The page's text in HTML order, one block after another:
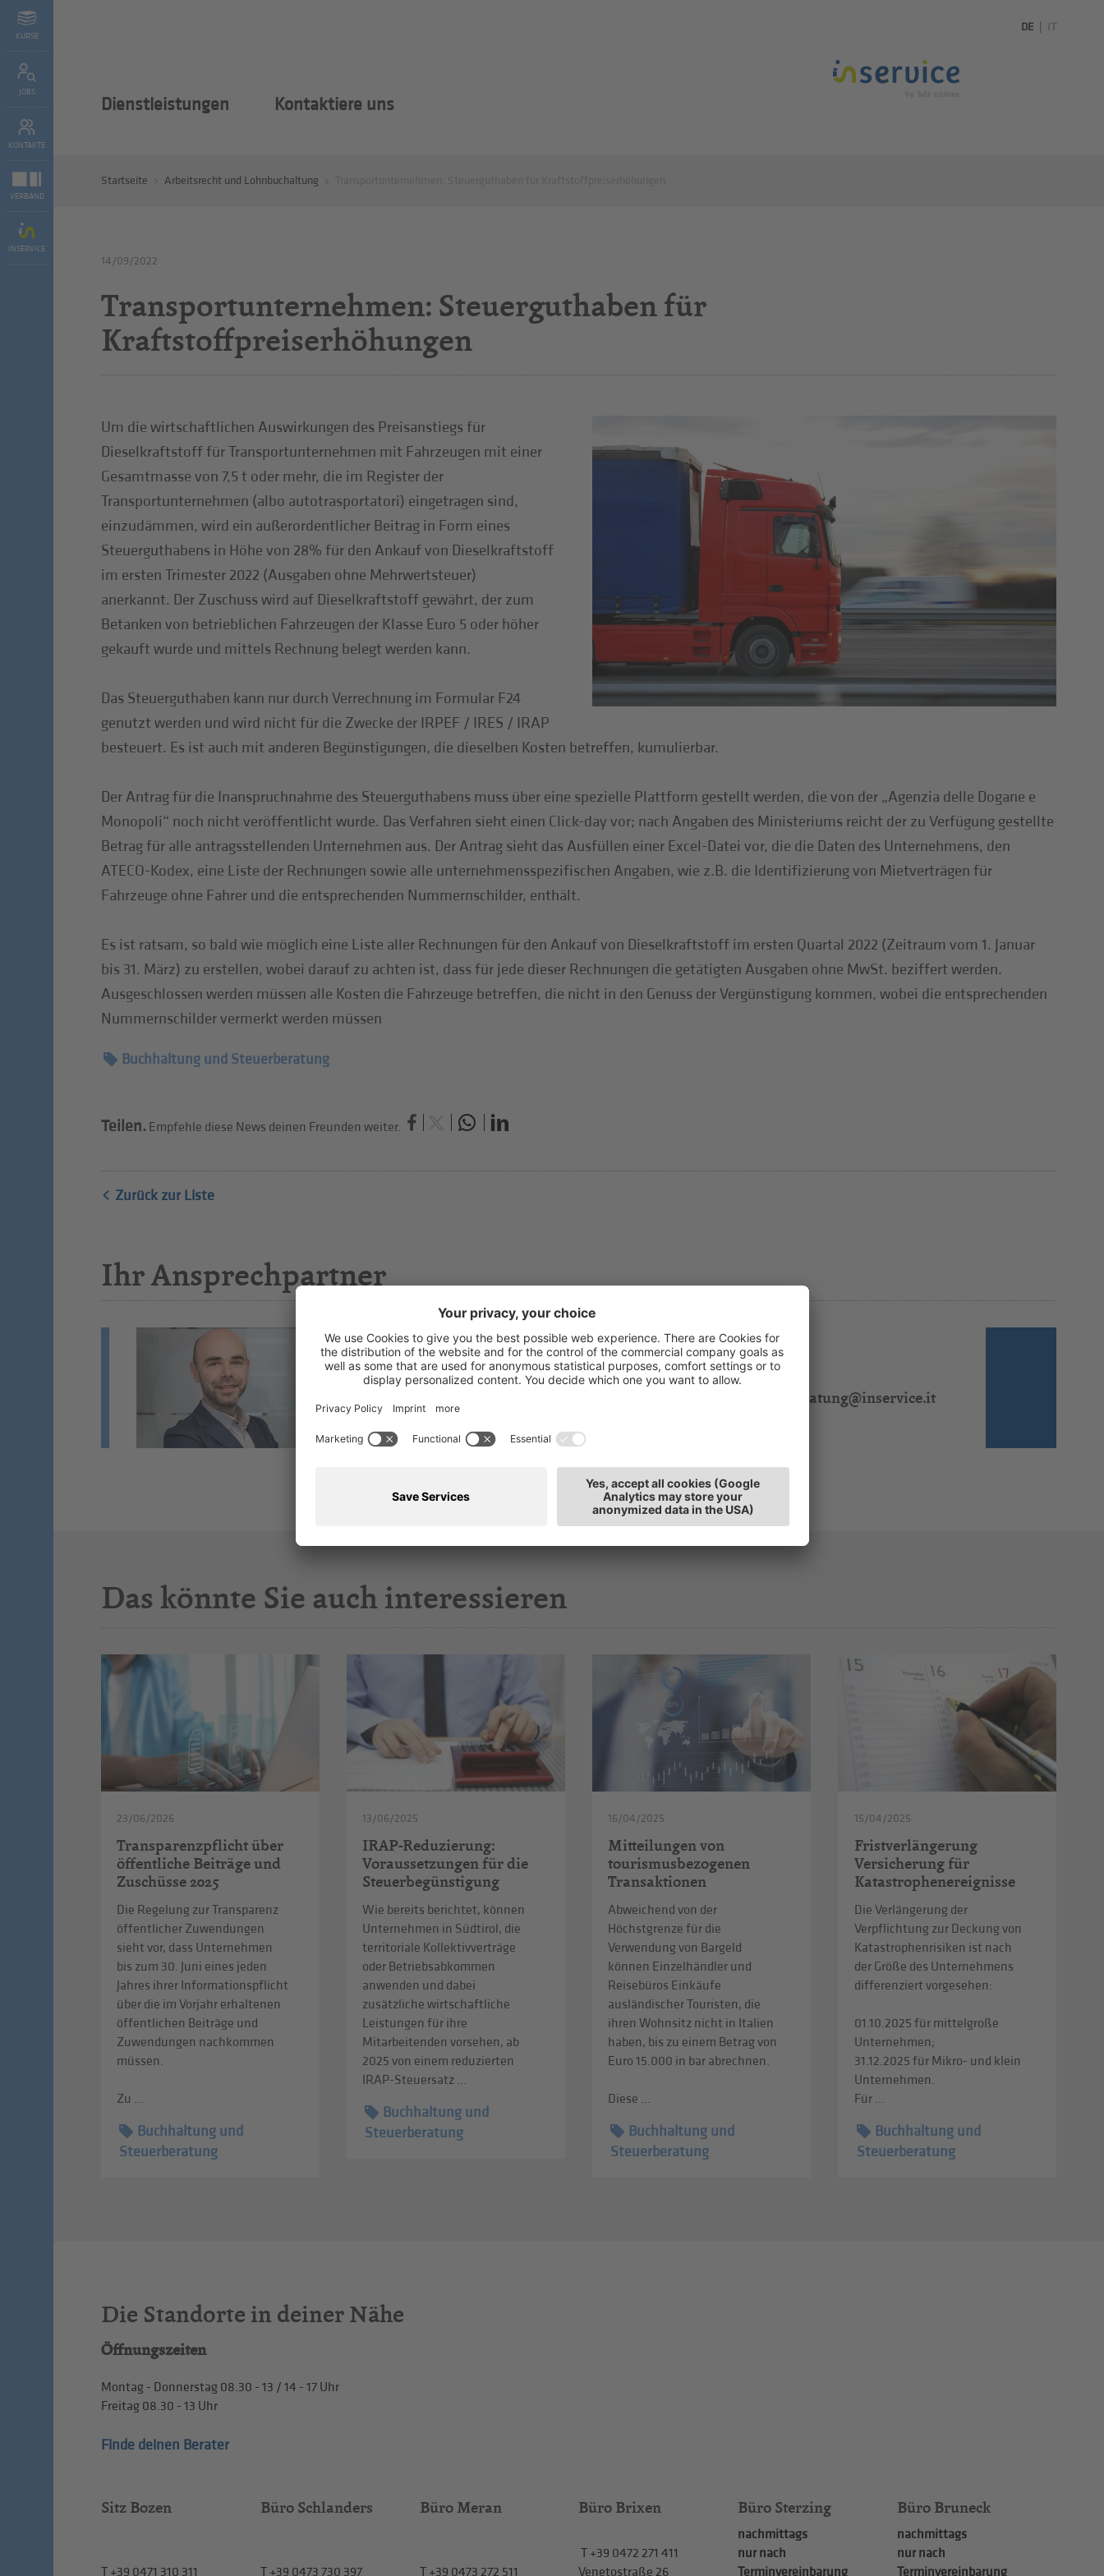
KURSE
JOBS
KONTAKTE
VERBAND
INSERVICE
DE IT
Dienstleistungen Kontaktiere uns
Startseite Arbeitsrecht und Lohnbuchaltung
14/09/2022
Transportunternehmen: Steuerguthaben für
Kraftstoffpreiserhöhungen
Um die wirtschaftlichen Auswirkungen des Preisanstiegs für
Dieselkraftstoff für Transportunternehmen mit Fahrzeugen mit einer
Gesamtmasse von 7,5 t oder mehr, die im Register der
Transportunternehmen (albo autotrasportatori) eingetragen sind,
einzudämmen, wird ein außerordentlicher Beitrag in Form eines
Steuerguthabens in Höhe von 28% für den Ankauf von Dieselkraftstoff
im ersten Trimester 2022 (Ausgaben ohne Mehrwertsteuer)
anerkannt. Der Zuschuss wird auf Dieselkraftstoff gewährt, der zum
Betanken von betrieblichen Fahrzeugen der Klasse Euro 5 oder höher
gekauft wurde und mittels Rechnung belegt werden kann.
Das Steuerguthaben kann nur durch Verrechnung im Formular F24
genutzt werden und wird nicht für die Zwecke der IRPEF / IRES / IRAP
besteuert. Es ist auch mit anderen Begünstigungen, die dieselben Kosten betreffen, kumulierbar.
Der Antrag für die Inanspruchnahme des Steuerguthabens muss über eine spezielle Plattform gestellt werden, die von der „Agenzia delle Dogane e
Monopoli“ noch nicht veröffentlicht wurde. Das Verfahren sieht einen Click-day vor; nach Angaben des Ministeriums reicht der zu Verfügung gestellte
Betrag für alle antragsstellenden Unternehmen aus. Der Antrag sieht das Ausfüllen einer Excel-Datei vor, die die Daten des Unternehmens, den
ATECO-Kodex, eine Liste der Rechnungen sowie alle unternehmensspezifischen Angaben, wie z.B. die Identifizierung von Mietverträgen für
Fahrzeuge ohne Fahrer und die entsprechenden Nummernschilder, enthält.
Es ist ratsam, so bald wie möglich eine Liste aller Rechnungen für den Ankauf von Dieselkraftstoff im ersten Quartal 2022 (Zeitraum vom 1. Januar
bis 31. März) zu erstellen, wobei darauf zu achten ist, dass für jede dieser Rechnungen die getätigten Ausgaben ohne MwSt. beziffert werden.
Ausgeschlossen werden müssen alle Kosten die Fahrzeuge betreffen, die nicht in den Genuss der Vergünstigung kommen, wobei die entsprechenden
Nummernschilder vermerkt werden müssen
Buchhaltung und Steuerberatung
Teilen. Empfehle diese News deinen Freunden weiter.
Zurück zur Liste
Ihr Ansprechpartner
Andrea Pircher
Buchhaltung und Steuerberatung
Wirtschafts-, Rechnungsprüfer und Steuerberater,
Stabstelle
T: 0471 310 311
steuerberatung@inservice.it
Das könnte Sie auch interessieren
23/06/2026
Transparenzpflicht über
öffentliche Beiträge und
Zuschüsse 2025
Die Regelung zur Transparenz
öffentlicher Zuwendungen
sieht vor, dass Unternehmen
bis zum 30. Juni eines jeden
Jahres ihrer Informationspflicht
über die im Vorjahr erhaltenen
öffentlichen Beiträge und
Zuwendungen nachkommen
müssen.
Zu ...
Buchhaltung und
Steuerberatung
13/06/2025
IRAP-Reduzierung:
Voraussetzungen für die
Steuerbegünstigung
Wie bereits berichtet, können
Unternehmen in Südtirol, die
territoriale Kollektivverträge
oder Betriebsabkommen
anwenden und dabei
zusätzliche wirtschaftliche
Leistungen für ihre
Mitarbeitenden vorsehen, ab
2025 von einem reduzierten
IRAP-Steuersatz ...
Buchhaltung und
Steuerberatung
16/04/2025
Mitteilungen von
tourismusbezogenen
Transaktionen
Abweichend von der
Höchstgrenze für die
Verwendung von Bargeld
können Einzelhändler und
Reisebüros Einkäufe
ausländischer Touristen, die
ihren Wohnsitz nicht in Italien
haben, bis zu einem Betrag von
Euro 15.000 in bar abrechnen.
Diese ...
Buchhaltung und
Steuerberatung
15/04/2025
Fristverlängerung
Versicherung für
Katastrophenereignisse
Die Verlängerung der
Verpflichtung zur Deckung von
Katastrophenrisiken ist nach
der Größe des Unternehmens
differenziert vorgesehen:
01.10.2025 für mittelgroße
Unternehmen;
31.12.2025 für Mikro- und klein
Unternehmen.
Für ...
Buchhaltung und
Steuerberatung
Die Standorte in deiner Nähe
Öffnungszeiten
Montag - Donnerstag 08.30 - 13 / 14 - 17 Uhr
Freitag 08.30 - 13 Uhr
Finde deinen Berater
Sitz Bozen
T+39 0471 310 311
Büro Schlanders
T+39 0473 730 397
Büro Meran
T+39 0473 272 511
Büro Brixen
T +39 0472 271 411
Venetostraße 26
Büro Sterzing
nachmittags
nur nach
Terminvereinbarung
Büro Bruneck
nachmittags
nur nach
Terminvereinbarung